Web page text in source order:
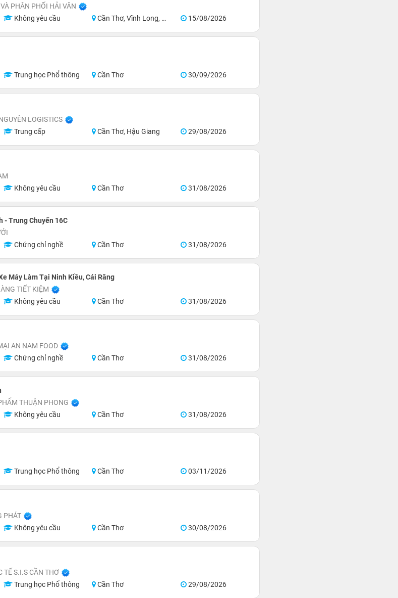
PHÂN PHỐI HẢI VÂN
Không yêu cầu Cần Thơ, Vĩnh Long, An Giang, Hậu Giang 15/08/2026
Trung học Phổ thông Cần Thơ 30/09/2026
LOGISTICS
Trung cấp Cần Thơ, Hậu Giang 29/08/2026
Không yêu cầu Cần Thơ 31/08/2026
- Trung Chuyển 16C
Chứng chỉ nghề Cần Thơ 31/08/2026
Máy Làm Tại Ninh Kiều, Cái Răng
TIẾT KIỆM
Không yêu cầu Cần Thơ 31/08/2026
AN NAM FOOD
Chứng chỉ nghề Cần Thơ 31/08/2026
THUẬN PHONG
Không yêu cầu Cần Thơ 31/08/2026
Trung học Phổ thông Cần Thơ 03/11/2026
PHÁT
Không yêu cầu Cần Thơ 30/08/2026
TẾ S.I.S CẦN THƠ
Trung học Phổ thông Cần Thơ 29/08/2026